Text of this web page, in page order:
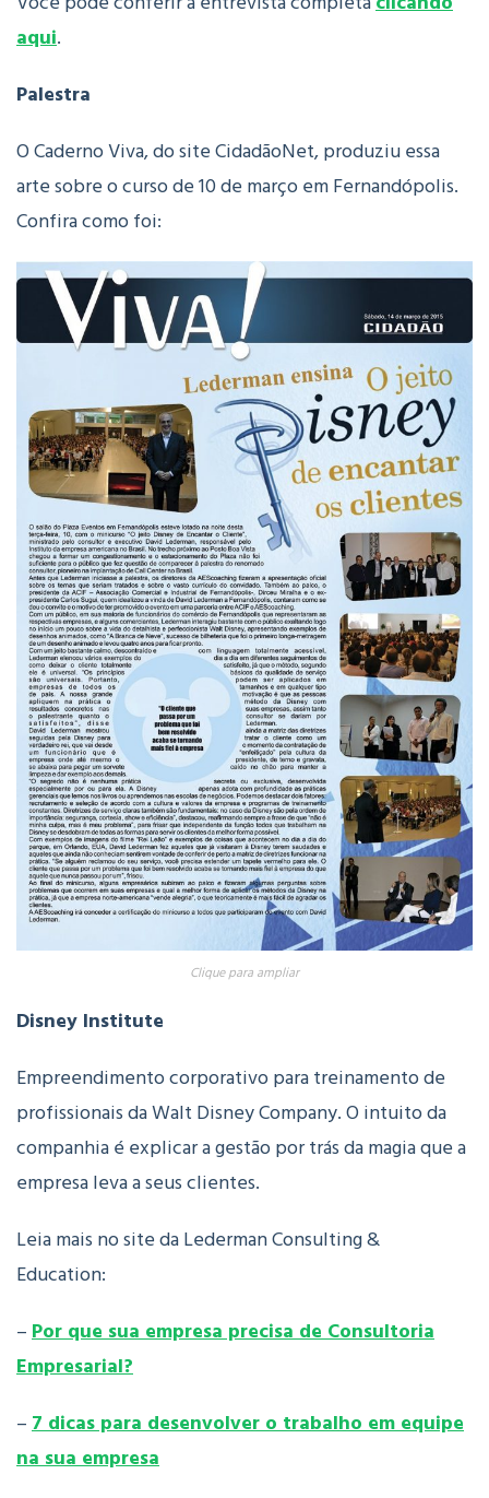
aqui.
Palestra
O Caderno Viva, do site CidadãoNet, produziu essa
arte sobre o curso de 10 de março em Fernandópolis.
Confira como foi:
Clique para ampliar
Disney Institute
Empreendimento corporativo para treinamento de
profissionais da Walt Disney Company. O intuito da
companhia é explicar a gestão por trás da magia que a
empresa leva a seus clientes.
Leia mais no site da Lederman Consulting &
Education:
–Por que sua empresa precisa de Consultoria
Empresarial?
–7 dicas para desenvolver o trabalho em equipe
na sua empresa